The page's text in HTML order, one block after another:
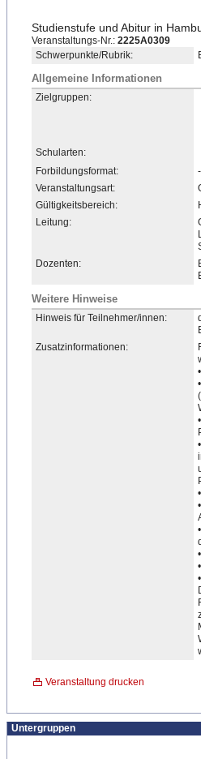
Studienstufe und Abitur in
Veranstaltungs-Nr.: 2225A0309
Schwerpunkte/Rubrik:
Allgemeine Informationen
Zielgruppen:
Schularten:
Forbildungsformat:
Veranstaltungsart:
Gültigkeitsbereich:
Leitung:
Dozenten:
Weitere Hinweise
Hinweis für Teilnehmer/innen:
Zusatzinformationen:
Veranstaltung drucken
Untergruppen